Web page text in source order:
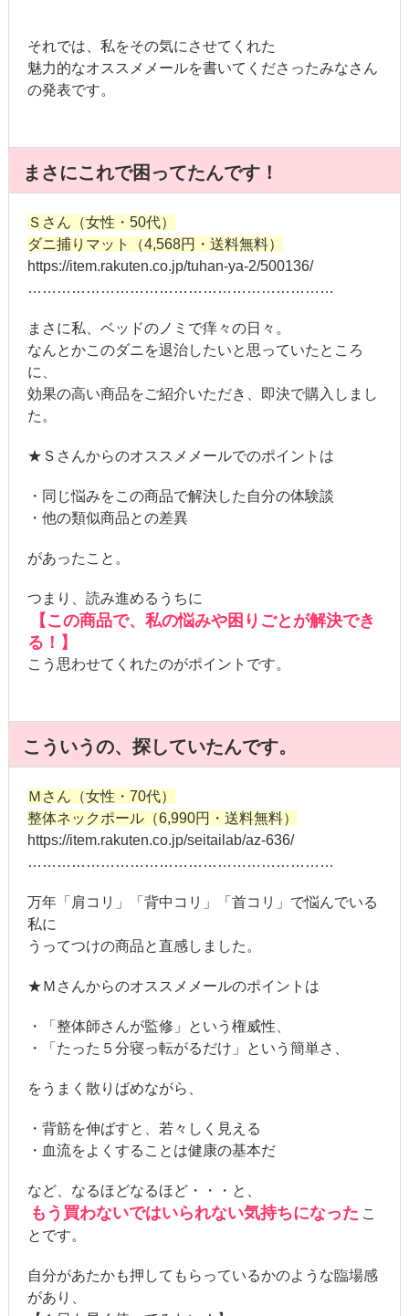
それでは、私をその気にさせてくれた
魅力的なオススメメールを書いてくださったみなさん
の発表です。
まさにこれで困ってたんです！
Ｓさん（女性・50代）
ダニ捕りマット（4,568円・送料無料）
https://item.rakuten.co.jp/tuhan-ya-2/500136/
………………………………………………………
まさに私、ベッドのノミで痒々の日々。
なんとかこのダニを退治したいと思っていたところ
に、
効果の高い商品をご紹介いただき、即決で購入しまし
た。
★Ｓさんからのオススメメールでのポイントは
・同じ悩みをこの商品で解決した自分の体験談
・他の類似商品との差異
があったこと。
つまり、読み進めるうちに
【この商品で、私の悩みや困りごとが解決でき
る！】
こう思わせてくれたのがポイントです。
こういうの、探していたんです。
Ｍさん（女性・70代）
整体ネックポール（6,990円・送料無料）
https://item.rakuten.co.jp/seitailab/az-636/
………………………………………………………
万年「肩コリ」「背中コリ」「首コリ」で悩んでいる
私に
うってつけの商品と直感しました。
★Ｍさんからのオススメメールのポイントは
・「整体師さんが監修」という権威性、
・「たった５分寝っ転がるだけ」という簡単さ、
をうまく散りばめながら、
・背筋を伸ばすと、若々しく見える
・血流をよくすることは健康の基本だ
など、なるほどなるほど・・・と、
もう買わないではいられない気持ちになった こ
とです。
自分があたかも押してもらっているかのような臨場感
があり、